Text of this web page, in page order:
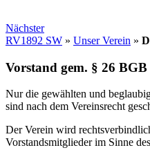
Nächster
RV1892 SW » Unser Verein »
Vorstand gem. § 26 BGB
Nur die gewählten und
sind nach dem Vereinsrecht
Der Verein wird
Vorstandsmitglieder im Sinne